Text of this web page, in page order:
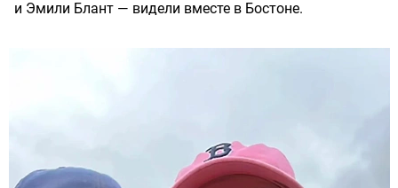
и Эмили Блант — видели вместе в Бостоне.